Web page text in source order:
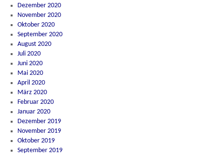
Dezember 2020
November 2020
Oktober 2020
September 2020
August 2020
Juli 2020
Juni 2020
Mai 2020
April 2020
März 2020
Februar 2020
Januar 2020
Dezember 2019
November 2019
Oktober 2019
September 2019